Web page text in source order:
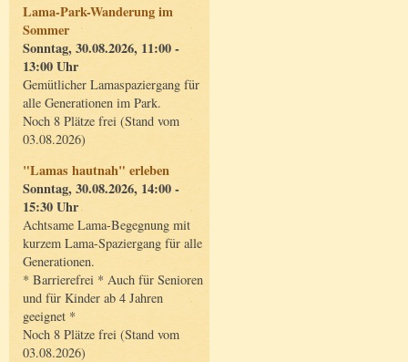
Lama-Park-Wanderung im
Sommer
Sonntag, 30.08.2026, 11:00 -
13:00 Uhr
Gemütlicher Lamaspaziergang für
alle Generationen im Park.
Noch 8 Plätze frei (Stand vom
03.08.2026)
"Lamas hautnah" erleben
Sonntag, 30.08.2026, 14:00 -
15:30 Uhr
Achtsame Lama-Begegnung mit
kurzem Lama-Spaziergang für alle
Generationen.
* Barrierefrei * Auch für Senioren
und für Kinder ab 4 Jahren
geeignet *
Noch 8 Plätze frei (Stand vom
03.08.2026)